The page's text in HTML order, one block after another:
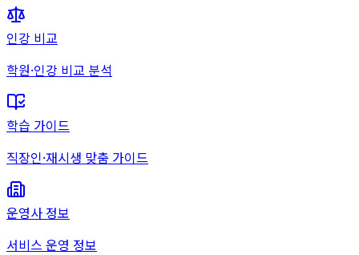
인강 비교
학원·인강 비교 분석
학습 가이드
직장인·재시생 맞춤 가이드
운영사 정보
서비스 운영 정보